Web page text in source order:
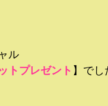
ル
トプレゼント 】でし